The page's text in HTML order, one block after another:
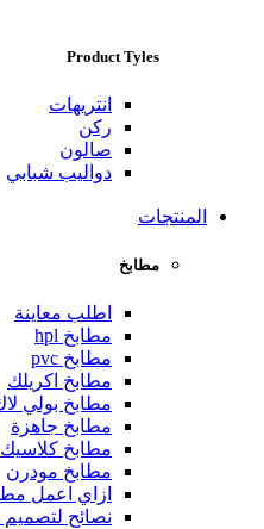
Product Tyles
انتريهات
ركن
صالون
دواليب شبابي
المنتجات
مطابخ
اطلب معاينة
مطابخ hpl
مطابخ pvc
مطابخ اكريلك
مطابخ بولي
مطابخ جاهزة
مطابخ كلاسيك
مطابخ مودرن
ازاي اعمل
نصائح